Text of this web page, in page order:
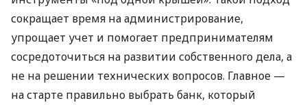
сокращает время на администрирование,
упрощает учет и помогает предпринимателям
сосредоточиться на развитии собственного дела, а
не на решении технических вопросов. Главное —
на старте правильно выбрать банк, который